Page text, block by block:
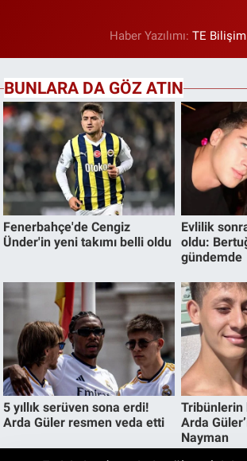
Haber Yazılımı: TE Bilişim